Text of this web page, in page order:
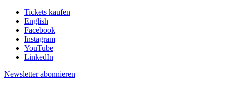
Tickets kaufen
English
Facebook
Instagram
YouTube
LinkedIn
Newsletter abonnieren